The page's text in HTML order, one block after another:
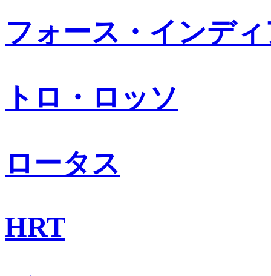
フォース・インデ
トロ・ロッソ
ロータス
HRT